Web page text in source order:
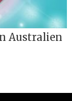
Australien